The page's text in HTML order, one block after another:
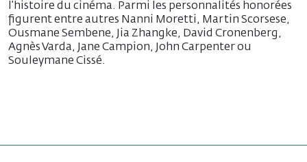
l’histoire du cinéma. Parmi les personnalités honorées
figurent entre autres Nanni Moretti, Martin Scorsese,
Ousmane Sembene, Jia Zhangke, David Cronenberg,
Agnès Varda, Jane Campion, John Carpenter ou
Souleymane Cissé.